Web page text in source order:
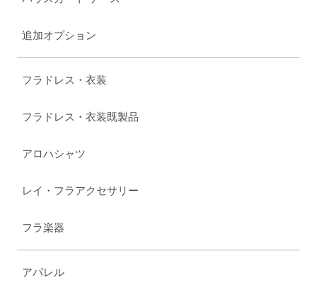
追加オプション
フラドレス・衣装
フラドレス・衣装既製品
アロハシャツ
レイ・フラアクセサリー
フラ楽器
アパレル